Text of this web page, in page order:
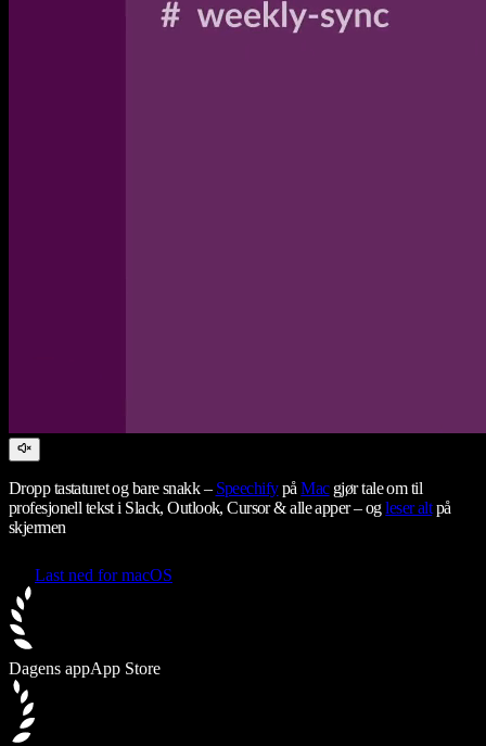
Dropp tastaturet og bare snakk – SpeechifypåMacgjør tale om til
profesjonell tekst i Slack, Outlook, Cursor & alle apper – ogleser altpå
skjermen
Last ned for macOS
Dagens appApp Store